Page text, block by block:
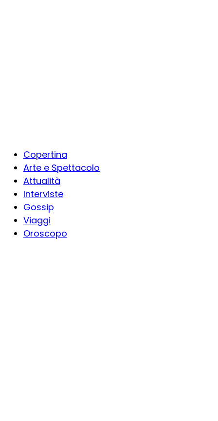
Copertina
Arte e Spettacolo
Attualità
Interviste
Gossip
Viaggi
Oroscopo